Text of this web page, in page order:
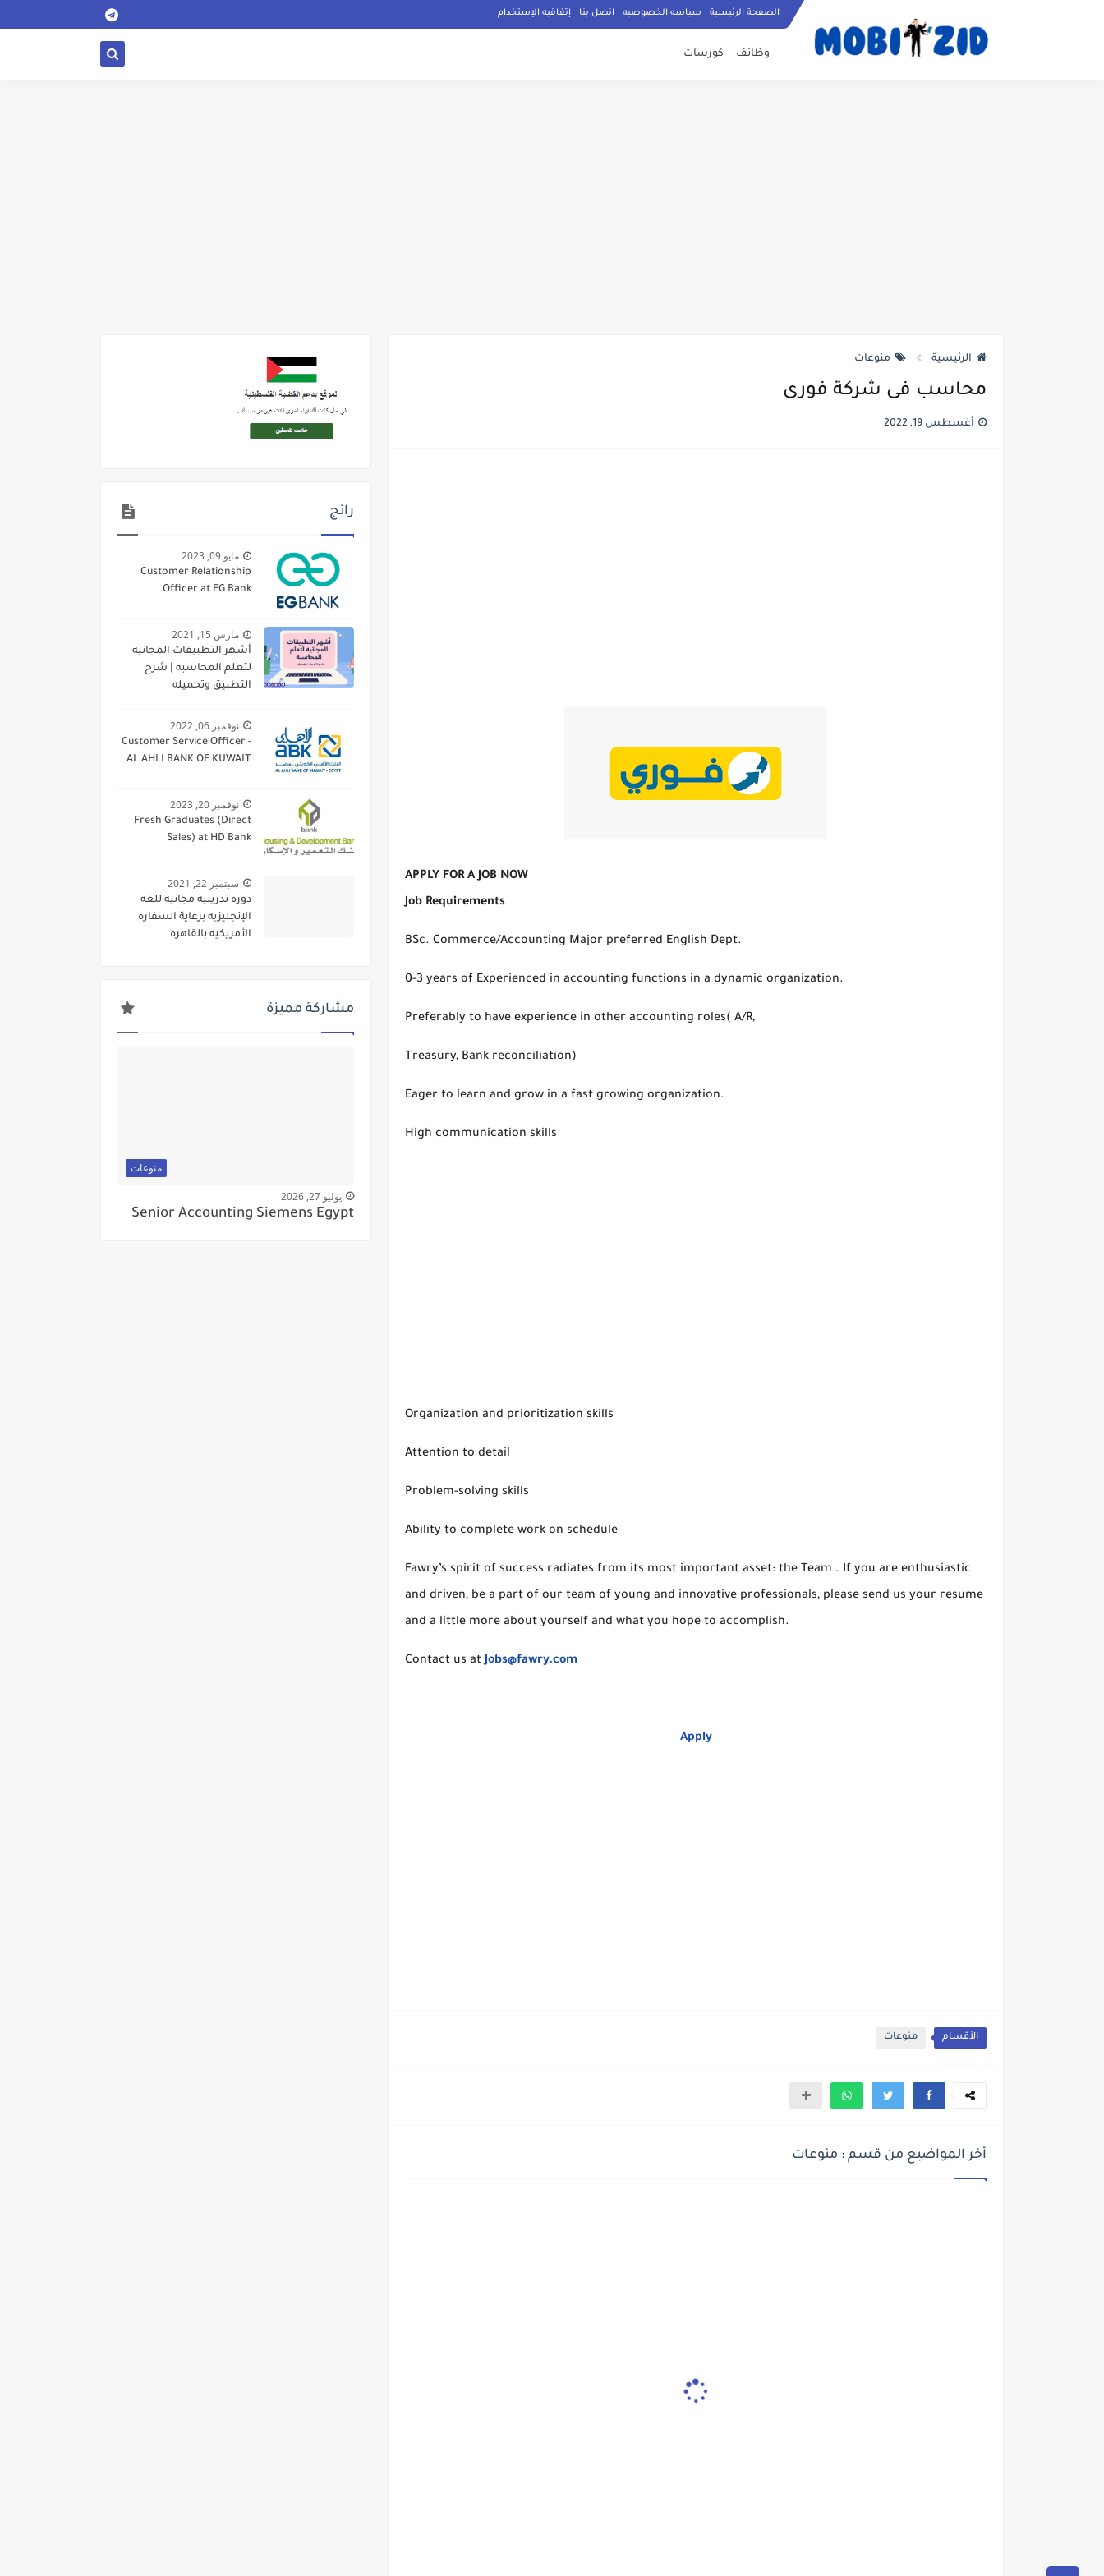
الصفحة الرئيسية سياسه الخصوصيه اتصل بنا إتفاقيه الإستخدام
وظائف كورسات
الرئيسية منوعات
محاسب فى شركة فورى
أغسطس 19, 2022
APPLY FOR A JOB NOW
Job Requirements
BSc. Commerce/Accounting Major preferred English Dept.
0-3 years of Experienced in accounting functions in a dynamic organization.
Preferably to have experience in other accounting roles( A/R,
Treasury, Bank reconciliation)
Eager to learn and grow in a fast growing organization.
High communication skills
Organization and prioritization skills
Attention to detail
Problem-solving skills
Ability to complete work on schedule
Fawry’s spirit of success radiates from its most important asset: the Team . If you are enthusiastic
and driven, be a part of our team of young and innovative professionals, please send us your resume
and a little more about yourself and what you hope to accomplish.
Contact us atJobs@fawry.com
Apply
الأقسام منوعات
أخر المواضيع من قسم : منوعات
رائج
مايو 09, 2023
Customer Relationship
Officer at EG Bank
مارس 15, 2021
أشهر التطبيقات المجانيه
لتعلم المحاسبه | شرح
التطبيق وتحميله
نوفمبر 06, 2022
Customer Service Officer -
AL AHLI BANK OF KUWAIT
نوفمبر 20, 2023
Fresh Graduates (Direct
Sales) at HD Bank
سبتمبر 22, 2021
دوره تدريبيه مجانيه للغه
الإنجليزيه برعاية السفاره
الأمريكيه بالقاهره
مشاركة مميزة
منوعات
يوليو 27, 2026
Senior Accounting Siemens Egypt